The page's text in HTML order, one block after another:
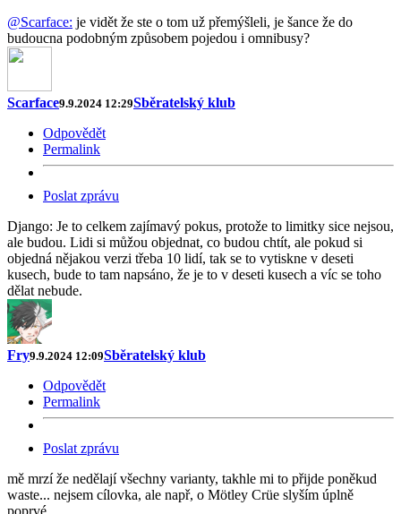
@Scarface: je vidět že ste o tom už přemýšleli, je šance že do
budoucna podobným způsobem pojedou i omnibusy?
Scarface9.9.2024 12:29Sběratelský klub
Odpovědět
Permalink
Poslat zprávu
Django: Je to celkem zajímavý pokus, protože to limitky sice nejsou,
ale budou. Lidi si můžou objednat, co budou chtít, ale pokud si
objedná nějakou verzi třeba 10 lidí, tak se to vytiskne v deseti
kusech, bude to tam napsáno, že je to v deseti kusech a víc se toho
dělat nebude.
Fry9.9.2024 12:09Sběratelský klub
Odpovědět
Permalink
Poslat zprávu
mě mrzí že nedělají všechny varianty, takhle mi to přijde poněkud
waste... nejsem cílovka, ale např, o Mötley Crüe slyším úplně
poprvé.